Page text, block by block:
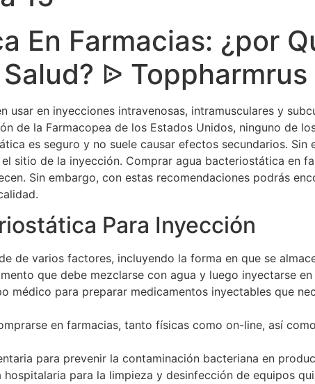
En Farmacias: ¿por
ᐉ Toppharmrus
en inyecciones intravenosas, intramusculares y
de la Farmacopea de los Estados Unidos, ninguno de
es seguro y no suele causar efectos secundarios. Sin
sitio de la inyección. Comprar agua bacteriostática en
Sin embargo, con estas recomendaciones podrás
Para Inyección
de varios factores, incluyendo la forma en que se
que debe mezclarse con agua y luego inyectarse en
médico para preparar medicamentos inyectables que
en farmacias, tanto físicas como on-line, así
para prevenir la contaminación bacteriana en
para la limpieza y desinfección de equipos